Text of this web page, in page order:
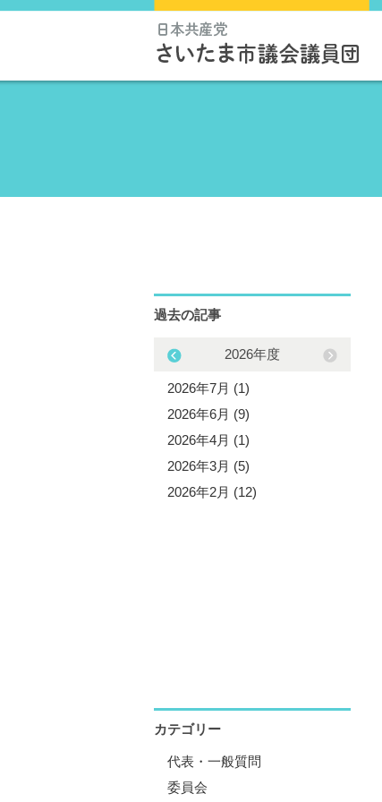
過去の記事
2026年度
2026年7月 (1)
2026年6月 (9)
2026年4月 (1)
2026年3月 (5)
2026年2月 (12)
カテゴリー
代表・一般質問
委員会